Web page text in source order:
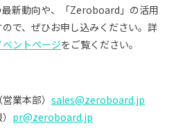
新動向や、「Zeroboard」の活用
で、ぜひお申し込みください。詳
ベントページをご覧ください。
業本部） sales@zeroboard.jp
pr@zeroboard.jp